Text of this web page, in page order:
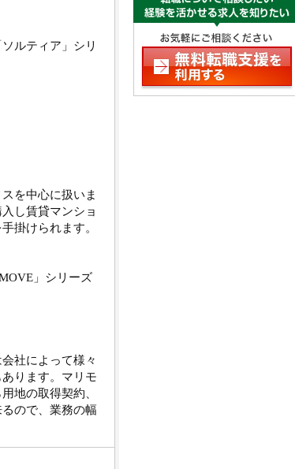
ルティア」シリ
を中心に扱いま
し賃貸マンショ
掛けられます。
」シリーズ
社によって様々
ります。マリモ
地の取得契約、
ので、業務の幅